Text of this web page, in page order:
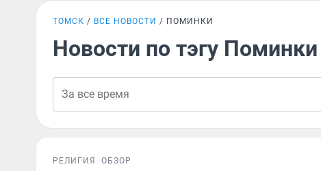
ТОМСК ВСЕ НОВОСТИ ПОМИНКИ
Новости по тэгу Поминки
РЕЛИГИЯ ОБЗОР